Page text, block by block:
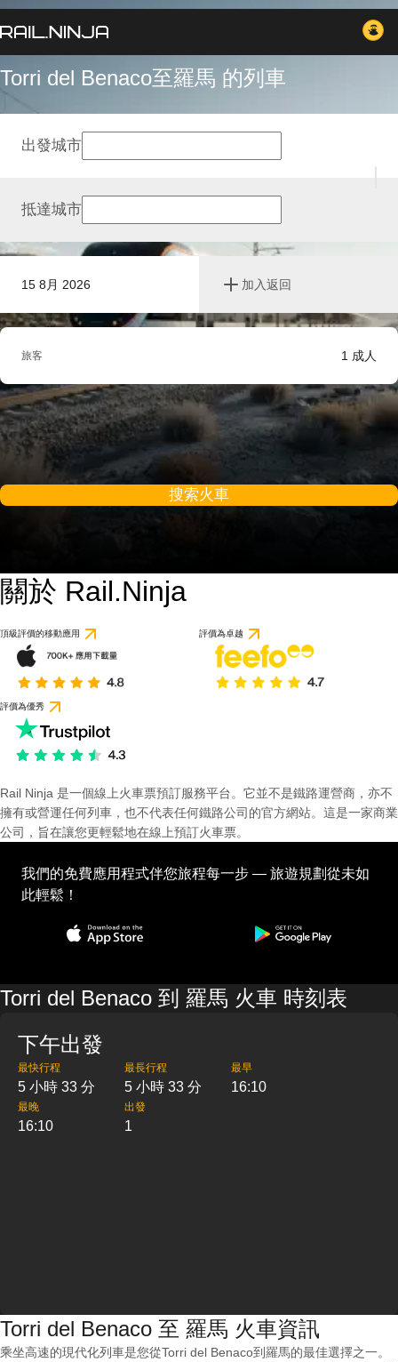
Torri del Benaco至羅馬 的列車
15 8月 2026 加入返回
出發城市
抵達城市
旅客 1 成人
搜索火車
關於 Rail.Ninja
頂級評價的移動應用 評價為卓越
評價為優秀
Rail Ninja 是一個線上火車票預訂服務平台。它並不是鐵路運營商，亦不
擁有或營運任何列車，也不代表任何鐵路公司的官方網站。這是一家商業
公司，旨在讓您更輕鬆地在線上預訂火車票。
我們的免費應用程式伴您旅程每一步 — 旅遊規劃從未如
此輕鬆！
Torri del Benaco 到 羅馬 火車 時刻表
下午出發
最快行程
5 小時 33 分
最長行程
5 小時 33 分
最早
16:10
最晚
16:10
出發
1
Torri del Benaco 至 羅馬 火車資訊
乘坐高速的現代化列車是您從Torri del Benaco到羅馬的最佳選擇之一。